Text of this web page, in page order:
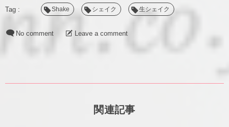
Shake シェイク 生シェイク
No comment Leave a comment
関連記事